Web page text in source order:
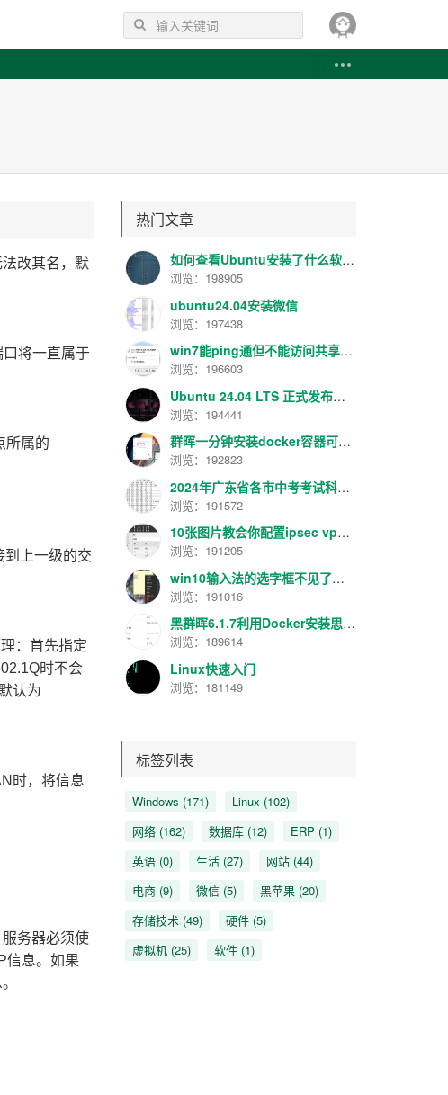
改其名，默
将一直属于
所属的
到上一级的交
：首先指定
时不会
认为
时，将信息
务器必须使
信息。如果
热门文章
如何查看Ubuntu安装了什么软件 如何卸载已安装的软件
浏览：198905
ubuntu24.04安装微信
浏览：197438
win7能ping通但不能访问共享解决方法
浏览：196603
Ubuntu 24.04 LTS 正式发布！代号 “Noble Numbat”，性能提升明显
浏览：194441
群晖一分钟安装docker容器可视化管理面板工具Portainer最新汉化版V2.16.2
浏览：192823
2024年广东省各市中考考试科目分数规定
浏览：191572
10张图片教会你配置ipsec vpn【转】
浏览：191205
win10输入法的选字框不见了解决方法
浏览：191016
黑群晖6.1.7利用Docker安装思源笔记服务器
浏览：189614
Linux快速入门
浏览：181149
标签列表
Windows (171) Linux (102)
网络(162) 数据库(12) ERP (1)
英语(0) 生活(27) 网站(44)
电商(9) 微信(5) 黑苹果(20)
存储技术(49) 硬件(5)
虚拟机(25) 软件(1)